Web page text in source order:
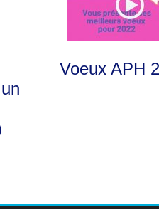
Voeux APH